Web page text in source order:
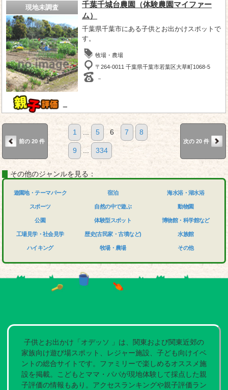
現地未調査
－
千葉千城台農園（体験農園マイファー
ム）
千葉県千葉市にある子供とお出かけスポットで
す。
牧場・農場
〒264-0011 千葉県千葉市若葉区大草町1068-5
－
前の 20 件
1 ... 5 6 7 8
9 ... 334
次の 20 件
その他のジャンルを見る：
遊園地・テーマパーク
スポーツ
公園
工場見学・社会見学
ハイキング
宿泊
自然の中で遊ぶ
体験型スポット
歴史(古民家・古墳など)
牧場・農場
海水浴・湖水浴
動物園
博物館・科学館など
水族館
その他
子供とお出かけ「オデッソ 」は、関東および関東近郊の
家族向け遊び場スポット、レジャー施設、子ども向けイベ
ントの総合サイトです。ファミリーで楽しめるオススメ施
設を掲載。こどもとママ・パパが現地体験して採点した親
子評価の情報もあり。アクセスランキングや親子評価ラン